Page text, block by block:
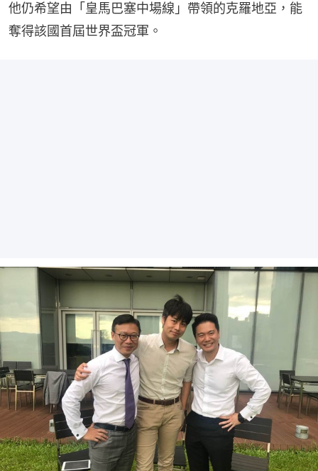
他仍希望由「皇馬巴塞中場線」帶領的克羅地亞，能
奪得該國首屆世界盃冠軍。